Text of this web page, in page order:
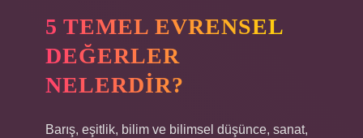
5 TEMEL EVRENSEL
DEĞERLER
NELERDIR?
Barış, eşitlik, bilim ve bilimsel düşünce, sanat,